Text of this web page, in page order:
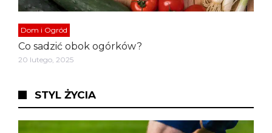
Dom i Ogród
Co sadzić obok ogórków?
20 lutego, 2025
STYL ŻYCIA